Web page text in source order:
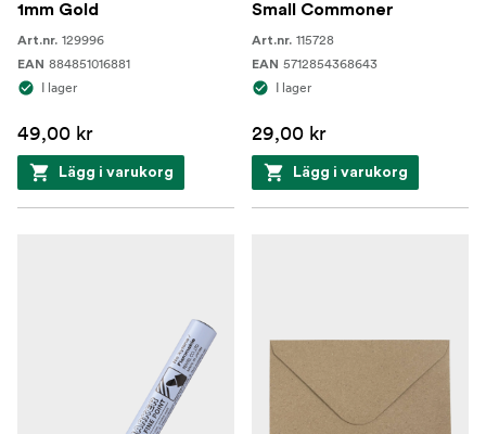
1mm Gold
Art.nr. 129996
EAN 884851016881
I lager
49,00 kr
Lägg i varukorg
Small Commoner
Art.nr. 115728
EAN 5712854368643
I lager
29,00 kr
Lägg i varukorg